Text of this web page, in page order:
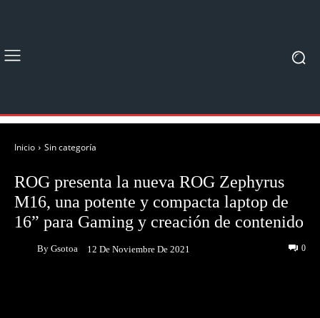
Inicio Sin categoría
ROG presenta la nueva ROG Zephyrus
M16, una potente y compacta laptop de
16” para Gaming y creación de contenido
By Gsotoa 12 De Noviembre De 2021 0